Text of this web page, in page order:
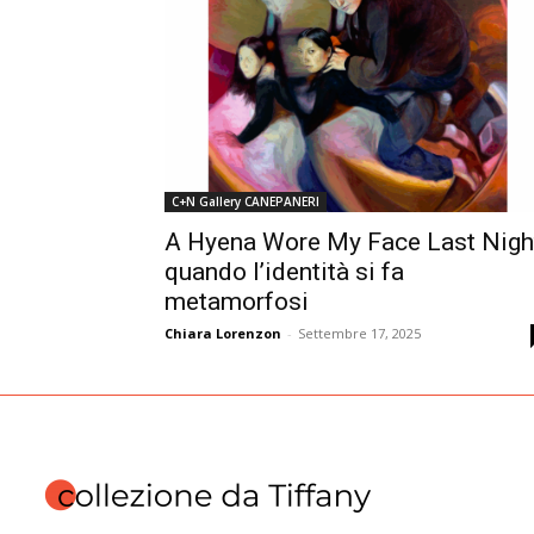
C+N Gallery CANEPANERI
A Hyena Wore My Face Last
quando l’identità si fa
metamorfosi
Chiara Lorenzon - Settembre 17, 2025